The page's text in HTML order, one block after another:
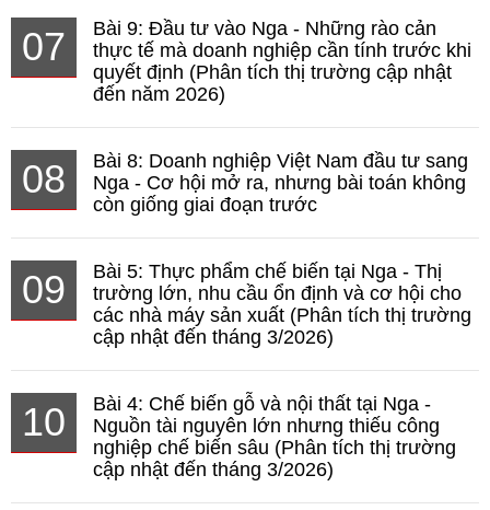
07
Bài 9: Đầu tư vào Nga - Những rào cản
thực tế mà doanh nghiệp cần tính trước khi
quyết định (Phân tích thị trường cập nhật
đến năm 2026)
08
Bài 8: Doanh nghiệp Việt Nam đầu tư sang
Nga - Cơ hội mở ra, nhưng bài toán không
còn giống giai đoạn trước
09
Bài 5: Thực phẩm chế biến tại Nga - Thị
trường lớn, nhu cầu ổn định và cơ hội cho
các nhà máy sản xuất (Phân tích thị trường
cập nhật đến tháng 3/2026)
10
Bài 4: Chế biến gỗ và nội thất tại Nga -
Nguồn tài nguyên lớn nhưng thiếu công
nghiệp chế biến sâu (Phân tích thị trường
cập nhật đến tháng 3/2026)